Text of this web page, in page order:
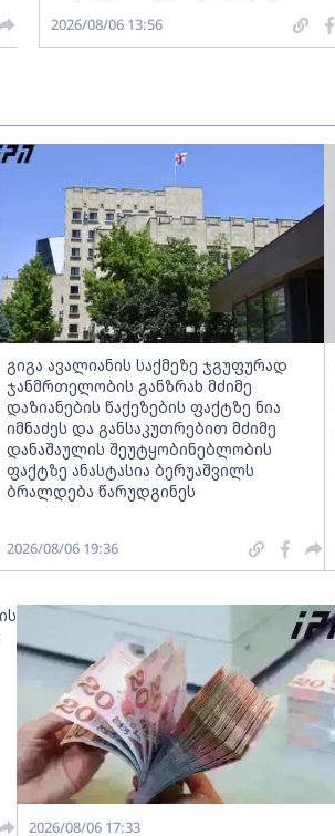
2026/08/06 13:56
გიგა ავალიანის საქმეზე ჯგუფურად
ჯანმრთელობის განზრახ მძიმე
დაზიანების წაქეზების ფაქტზე ნია
იმნაძეს და განსაკუთრებით მძიმე
დანაშაულის შეუტყობინებლობის
ფაქტზე ანასტასია ბერუაშვილს
ბრალდება წარუდგინეს
2026/08/06 19:36
2026/08/06 17:33